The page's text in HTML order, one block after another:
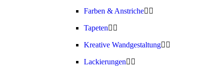
Farben & Anstriche
Tapeten
Kreative Wandgestaltung
Lackierungen